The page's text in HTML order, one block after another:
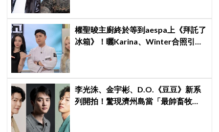
權聖晙主廚終於等到aespa上《拜託了
冰箱》！曬Karina、Winter合照引爆
李光洙、金宇彬、D.O.《豆豆》新系
列開拍！驚現濟州島當「最帥畜牧